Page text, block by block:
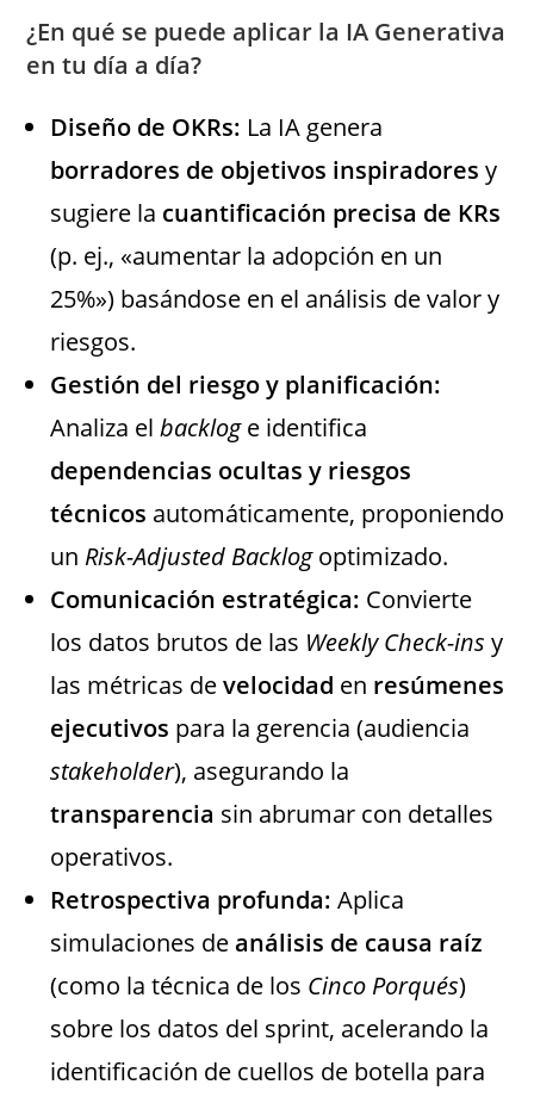
¿En qué se puede aplicar la IA Generativa
en tu día a día?
Diseño de OKRs: La IA genera
borradores de objetivos inspiradores y
sugiere la cuantificación precisa de KRs
(p. ej., «aumentar la adopción en un
25%») basándose en el análisis de valor y
riesgos.
Gestión del riesgo y planificación:
Analiza elbackloge identifica
dependencias ocultas y riesgos
técnicos automáticamente, proponiendo
un Risk-Adjusted Backlogoptimizado.
Comunicación estratégica: Convierte
los datos brutos de las Weekly Check-ins y
las métricas develocidad en resúmenes
ejecutivos para la gerencia (audiencia
stakeholder), asegurando la
transparencia sin abrumar con detalles
operativos.
Retrospectiva profunda: Aplica
simulaciones deanálisis de causa raíz
(como la técnica de los Cinco Porqués)
sobre los datos del sprint, acelerando la
identificación de cuellos de botella para